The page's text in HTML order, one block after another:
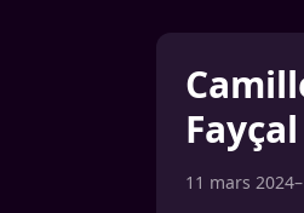
11 mars 2024